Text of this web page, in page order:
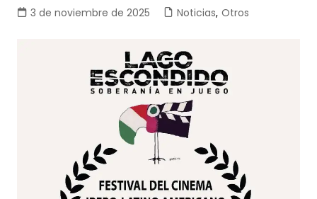
3 de noviembre de 2025 Noticias, Otros